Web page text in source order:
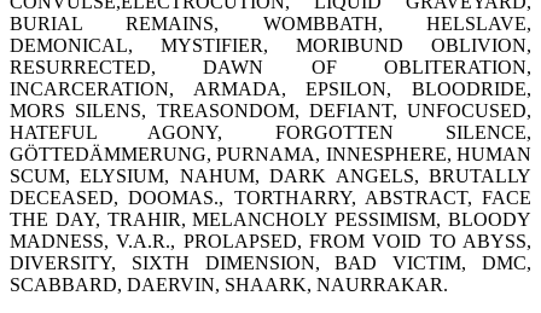
BURIAL REMAINS, WOMBBATH, HELSLAVE,
DEMONICAL, MYSTIFIER, MORIBUND OBLIVION,
RESURRECTED, DAWN OF OBLITERATION,
INCARCERATION, ARMADA, EPSILON, BLOODRIDE,
MORS SILENS, TREASONDOM, DEFIANT, UNFOCUSED,
HATEFUL AGONY, FORGOTTEN SILENCE,
GÖTTEDÄMMERUNG, PURNAMA, INNESPHERE, HUMAN
SCUM, ELYSIUM, NAHUM, DARK ANGELS, BRUTALLY
DECEASED, DOOMAS., TORTHARRY, ABSTRACT, FACE
THE DAY, TRAHIR, MELANCHOLY PESSIMISM, BLOODY
MADNESS, V.A.R., PROLAPSED, FROM VOID TO ABYSS,
DIVERSITY, SIXTH DIMENSION, BAD VICTIM, DMC,
SCABBARD, DAERVIN, SHAARK, NAURRAKAR.